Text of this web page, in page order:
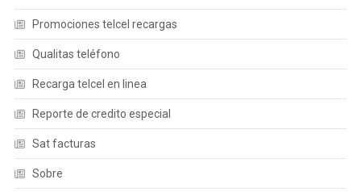
Promociones telcel recargas
Qualitas teléfono
Recarga telcel en linea
Reporte de credito especial
Sat facturas
Sobre